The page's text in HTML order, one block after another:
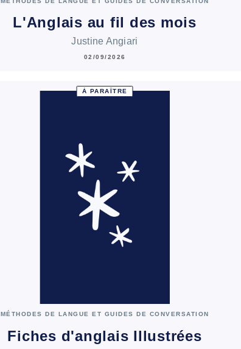
L'Anglais au fil des mois
Justine Angiari
02/09/2026
À PARAÎTRE
MÉTHODES DE LANGUE ET GUIDES DE CONVERSATION
Fiches d'anglais Illustrées